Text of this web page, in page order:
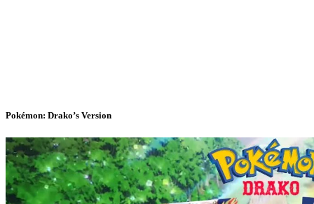
Pokémon: Drako’s Version